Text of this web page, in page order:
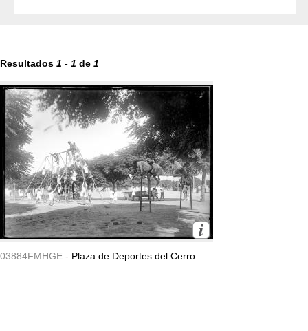
Resultados 1 - 1 de 1
03884FMHGE - Plaza de Deportes del Cerro.